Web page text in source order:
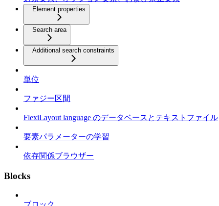
Element properties
Search area
Additional search constraints
単位
ファジー区間
FlexiLayout language のデータベースとテキストファイル
要素パラメーターの学習
依存関係ブラウザー
Blocks
ブロック